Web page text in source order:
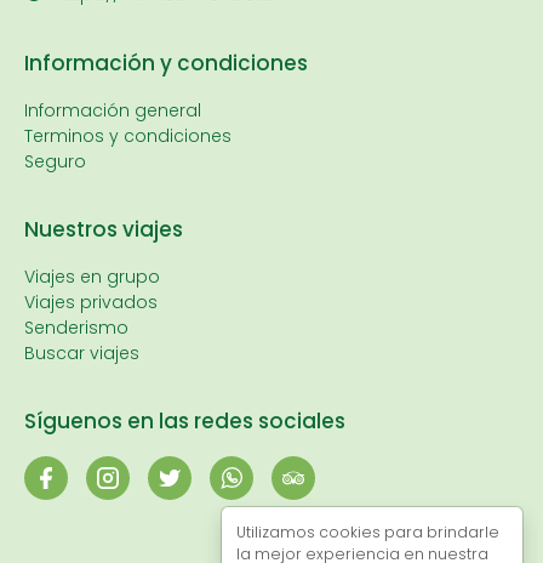
Información y condiciones
Información general
Terminos y condiciones
Seguro
Nuestros viajes
Viajes en grupo
Viajes privados
Senderismo
Buscar viajes
Síguenos en las redes sociales
Utilizamos cookies para brindarle
la mejor experiencia en nuestra